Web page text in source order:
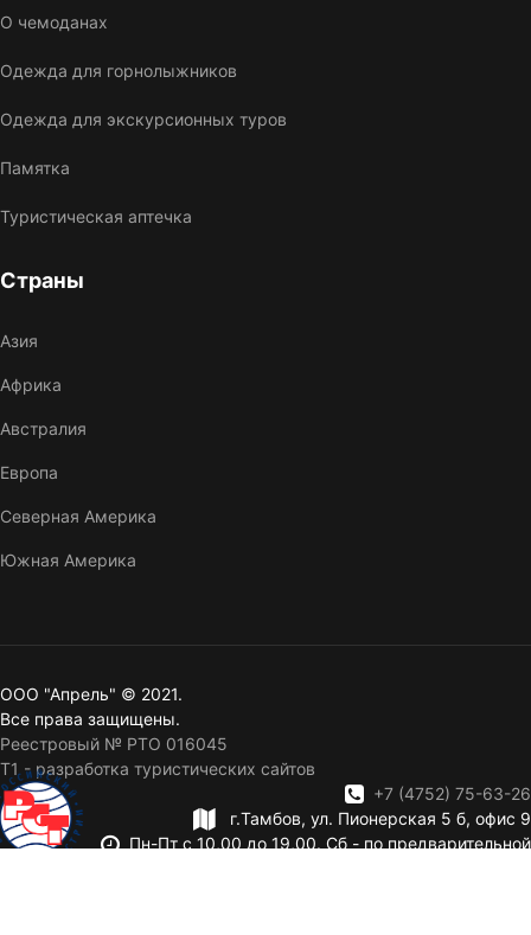
О чемоданах
Одежда для горнолыжников
Одежда для экскурсионных туров
Памятка
Туристическая аптечка
Страны
Азия
Африка
Австралия
Европа
Северная Америка
Южная Америка
ООО "Апрель" © 2021.
Все права защищены.
Реестровый № РТО 016045
T1 - разработка туристических сайтов
+7 (4752) 75-63-26
г.Тамбов, ул. Пионерская 5 б, офис 9
Пн-Пт с 10,00 до 19,00. Сб - по предварительной